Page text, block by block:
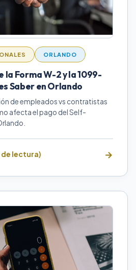
ORLANDO
la Forma W-2 y la 1099-
Saber en Orlando
de empleados vs contratistas
afecta el pago del Self-
de lectura)